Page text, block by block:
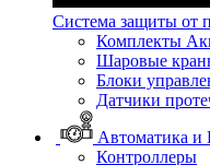
Система защиты от
Комплекты
Шаровые
Блоки
Датчики
Автоматика
Контроллеры